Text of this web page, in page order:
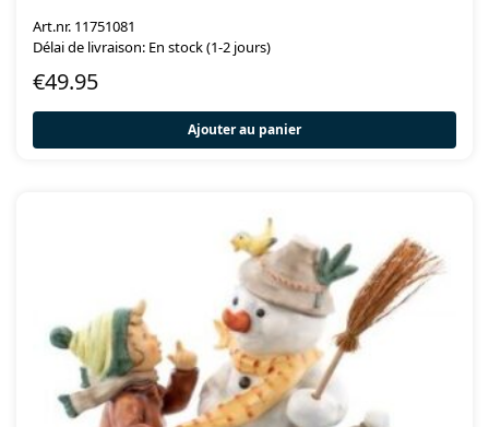
Art.nr. 11751081
Délai de livraison: En stock (1-2 jours)
€49.95
Ajouter au panier